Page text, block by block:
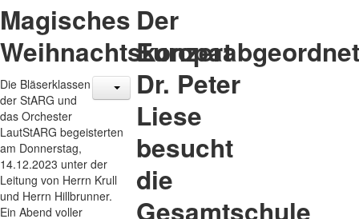
Magisches
Weihnachtskonzert
Die Bläserklassen
der StARG und
das Orchester
LautStARG begeisterten
am Donnerstag,
14.12.2023 unter der
Leitung von Herrn Krull
und Herrn Hillbrunner.
Ein Abend voller
Der
Dr. Peter
Liese
besucht
die
Gesamtschule